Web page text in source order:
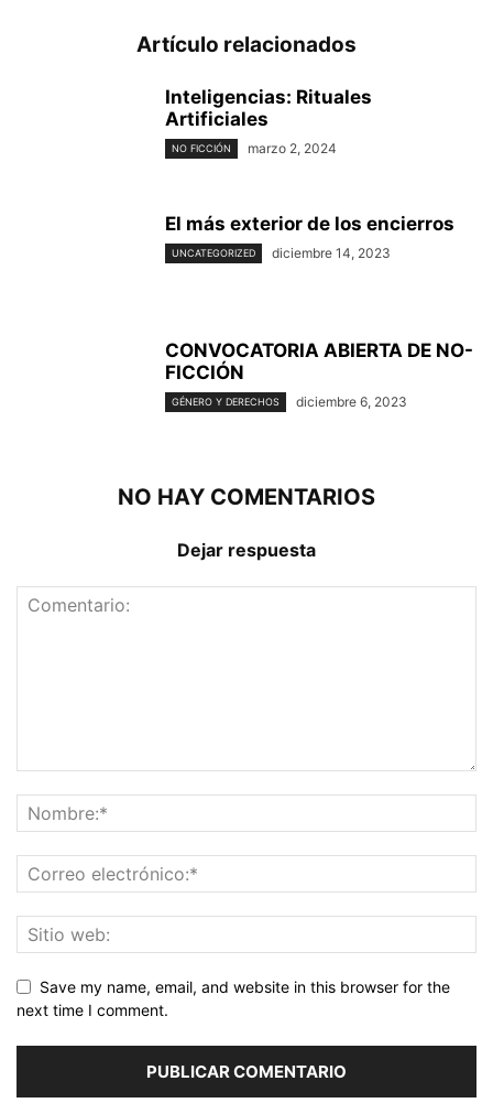
Artículo relacionados
Inteligencias: Rituales
Artificiales
NO FICCIÓN marzo 2, 2024
El más exterior de los encierros
UNCATEGORIZED diciembre 14, 2023
CONVOCATORIA ABIERTA DE NO-
FICCIÓN
GÉNERO Y DERECHOS diciembre 6, 2023
NO HAY COMENTARIOS
Dejar respuesta
Save my name, email, and website in this browser for the
next time I comment.